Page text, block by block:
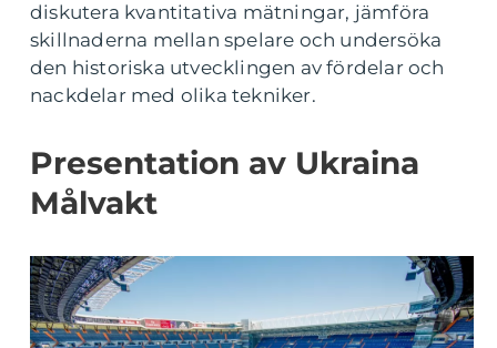
diskutera kvantitativa mätningar, jämföra
skillnaderna mellan spelare och undersöka
den historiska utvecklingen av fördelar och
nackdelar med olika tekniker.
Presentation av Ukraina
Målvakt